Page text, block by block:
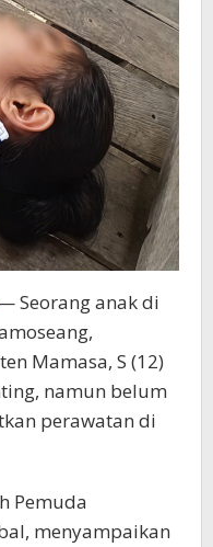
Seorang anak di
Mamasa, S (12)
namun belum
perawatan di
Pemuda
menyampaikan